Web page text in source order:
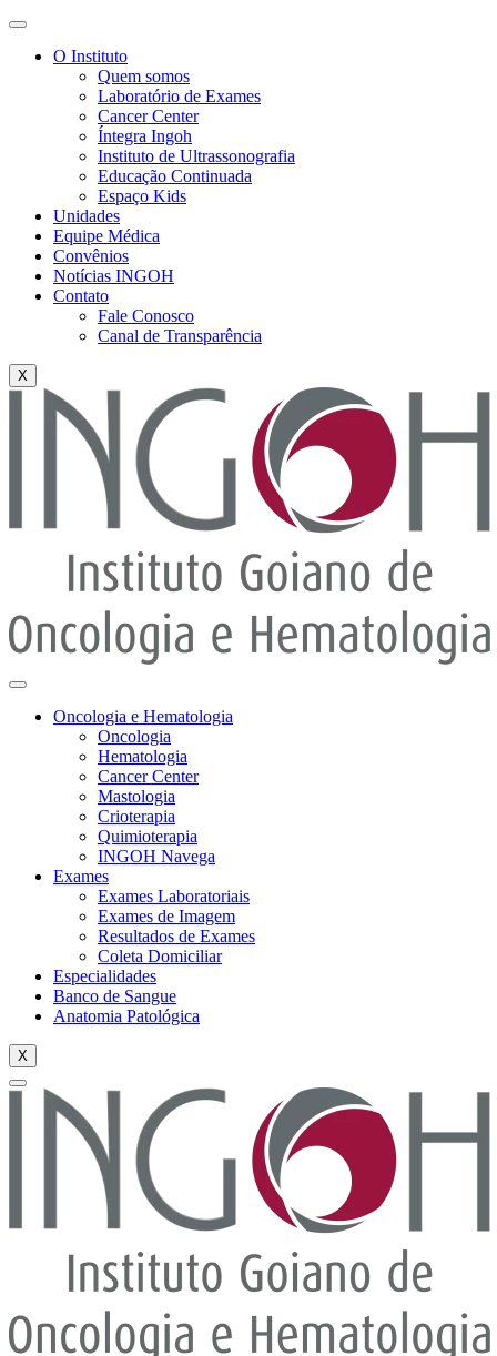
O Instituto
Quem somos
Laboratório de Exames
Cancer Center
Íntegra Ingoh
Instituto de Ultrassonografia
Educação Continuada
Espaço Kids
Unidades
Equipe Médica
Convênios
Notícias INGOH
Contato
Fale Conosco
Canal de Transparência
X
Oncologia e Hematologia
Oncologia
Hematologia
Cancer Center
Mastologia
Crioterapia
Quimioterapia
INGOH Navega
Exames
Exames Laboratoriais
Exames de Imagem
Resultados de Exames
Coleta Domiciliar
Especialidades
Banco de Sangue
Anatomia Patológica
X